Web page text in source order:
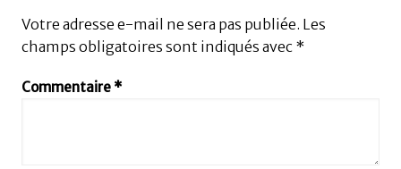
Votre adresse e-mail ne sera pas publiée. Les
champs obligatoires sont indiqués avec *
Commentaire *